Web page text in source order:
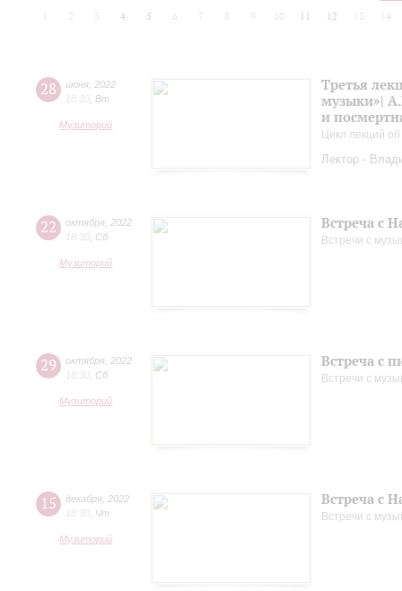
2 3 4 5 6 7 8 9 10 11 12 13 14
28 июня 2022
18:30 Вт
Музиторий
Третья
музыки»|
и
Цикл лекций
Лектор -
22 октября 2022
18:30 Сб
Музиторий
Встреча с
Встречи с
29 октября 2022
18:30 Сб
Музиторий
Встреча с
Встречи с
15 декабря 2022
18:30 Чт
Музиторий
Встреча с
Встречи с